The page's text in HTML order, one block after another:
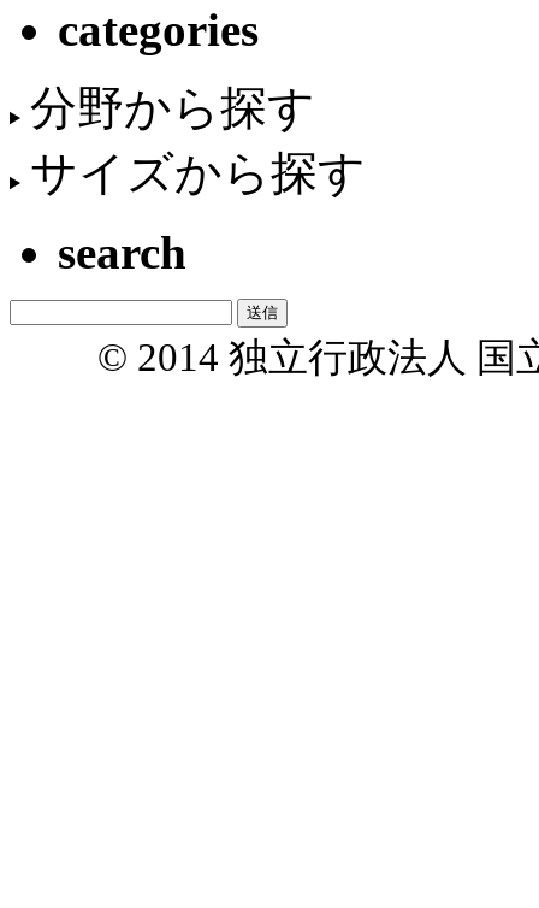
categories
分野から探す
サイズから探す
search
© 2014 独立行政法人 国